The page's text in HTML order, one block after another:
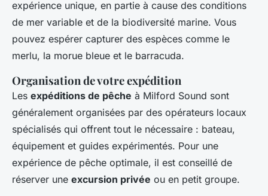
expérience unique, en partie à cause des conditions
de mer variable et de la biodiversité marine. Vous
pouvez espérer capturer des espèces comme le
merlu, la morue bleue et le barracuda.
Organisation de votre expédition
Les expéditions de pêche à Milford Sound sont
généralement organisées par des opérateurs locaux
spécialisés qui offrent tout le nécessaire : bateau,
équipement et guides expérimentés. Pour une
expérience de pêche optimale, il est conseillé de
réserver une excursion privée ou en petit groupe.